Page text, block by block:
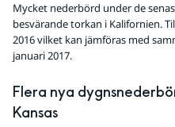
Mycket nederbörd under de
besvärande torkan i Kalifornien.
2016 vilket kan jämföras med
januari 2017.
Flera nya
Kansas